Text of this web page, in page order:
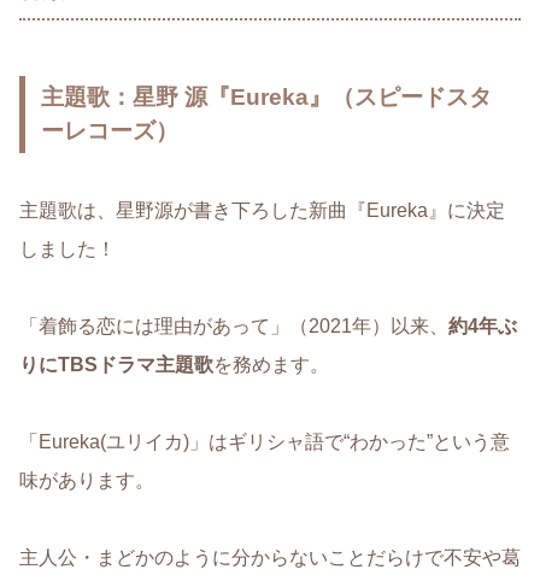
主題歌：星野 源『Eureka』（スピードスタ
ーレコーズ）
主題歌は、星野源が書き下ろした新曲『Eureka』に決定
しました！
「着飾る恋には理由があって」（2021年）以来、 約4年ぶ
りにTBSドラマ主題歌を務めます。
「Eureka(ユリイカ)」はギリシャ語で“わかった”という意
味があります。
主人公・まどかのように分からないことだらけで不安や葛